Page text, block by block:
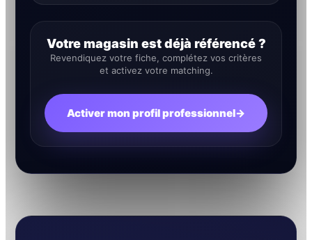
Votre magasin est déjà référencé ?
Revendiquez votre fiche, complétez vos critères
et activez votre matching.
Activer mon profil professionnel→